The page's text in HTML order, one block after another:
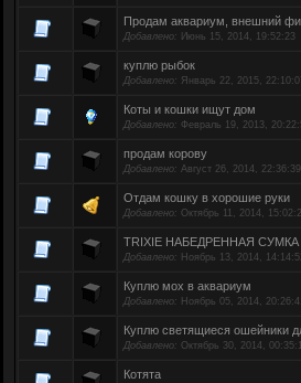
Продам аквариум, внешний
Добавлено: Июнь 15, 2014, 19:52:23
куплю рыбок
Добавлено: Январь 22, 2015,
Коты и кошки ищут дом
Добавлено: Февраль 19, 2013,
продам корову
Добавлено: Август 26, 2014, 22:36:39
Отдам кошку в хорошие руки
Добавлено: Октябрь 11, 2014,
TRIXIE НАБЕДРЕННАЯ
Добавлено: Ноябрь 13, 2014,
Куплю мох в аквариум
Добавлено: Ноябрь 05, 2014,
Куплю светящиеся ошейники
Добавлено: Октябрь 30, 2014,
Котята